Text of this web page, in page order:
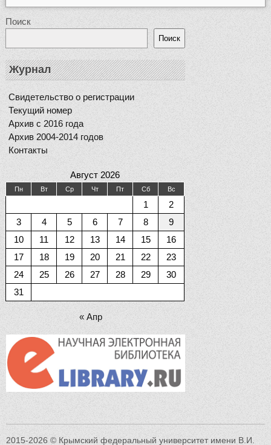
Поиск
Поиск
Журнал
Свидетельство о регистрации
Текущий номер
Архив с 2016 года
Архив 2004-2014 годов
Контакты
Август 2026
Пн Вт Ср Чт Пт Сб Вс
1
2
3
4 5 6 7 8
9
10
11 12 13 14 15
16
17
18 19 20 21 22
23
24
25 26 27 28 29
30
31
« Апр
2015-2026 © Крымский федеральный университет имени В.И.